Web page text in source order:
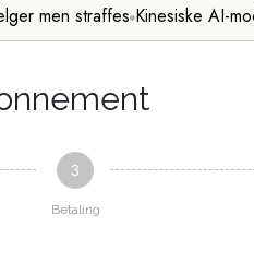
men straffes Kinesiske AI-
3
Betaling